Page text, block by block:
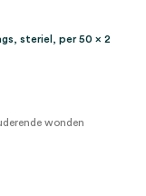
steriel, per 50 x 2
wonden